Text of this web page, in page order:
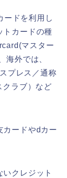
ードを利用し
トカードの種
マスター
海外では、
プレス／通称
ラブ）など
カードやdカー
クレジット